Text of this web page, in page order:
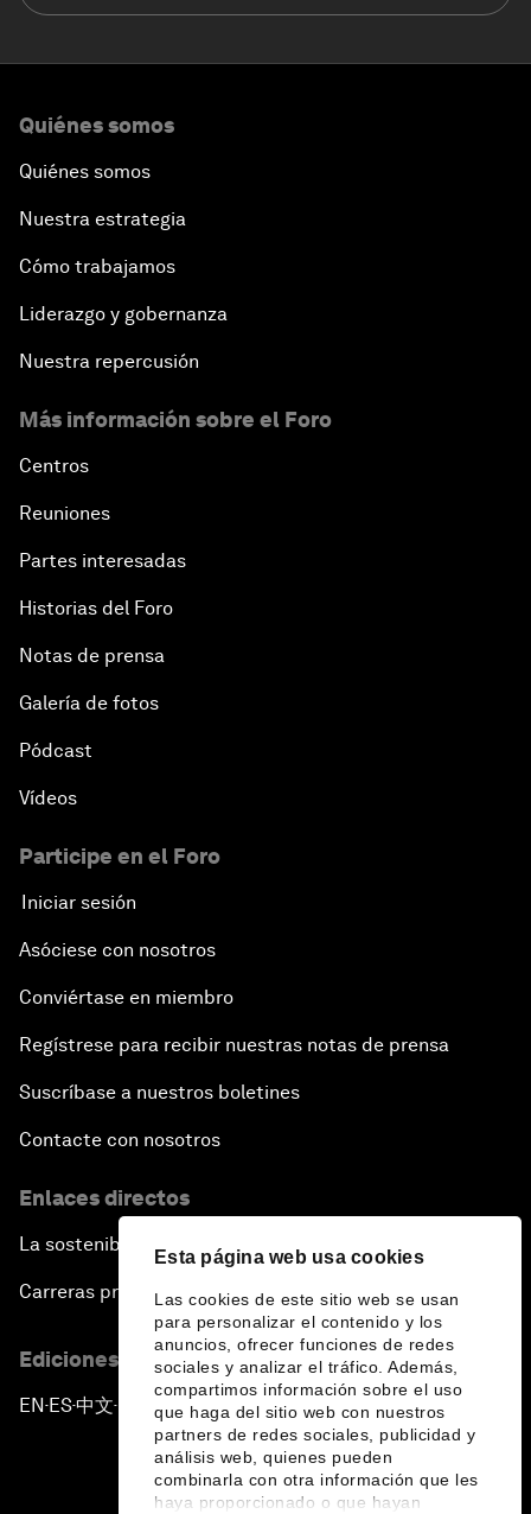
Esta página web usa cookies
Las cookies de este sitio web se usan
para personalizar el contenido y los
anuncios, ofrecer funciones de redes
sociales y analizar el tráfico. Además,
compartimos información sobre el uso
que haga del sitio web con nuestros
partners de redes sociales, publicidad y
análisis web, quienes pueden
combinarla con otra información que les
haya proporcionado o que hayan
Quiénes somos
Quiénes somos
Nuestra estrategia
Cómo trabajamos
Liderazgo y gobernanza
Nuestra repercusión
Más información sobre el Foro
Centros
Reuniones
Partes interesadas
Historias del Foro
Notas de prensa
Galería de fotos
Pódcast
Vídeos
Participe en el Foro
Iniciar sesión
Asóciese con nosotros
Conviértase en miembro
Regístrese para recibir nuestras notas de prensa
Suscríbase a nuestros boletines
Contacte con nosotros
Enlaces directos
La sostenibilidad en el Foro
Carreras profesionales
Ediciones en otros idiomas
EN ▪ES▪中文▪ 日本語